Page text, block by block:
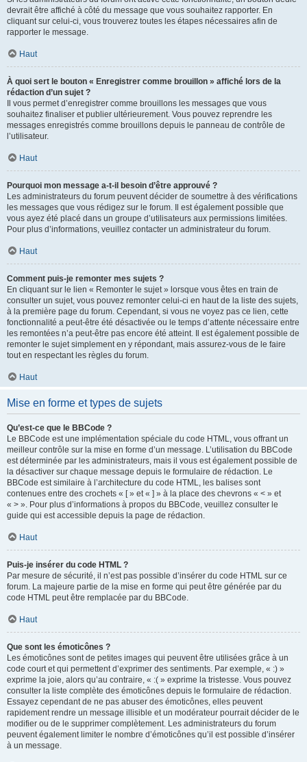
devrait être affiché à côté du message que vous souhaitez rapporter. En
cliquant sur celui-ci, vous trouverez toutes les étapes nécessaires afin de
rapporter le message.
Haut
À quoi sert le bouton « Enregistrer comme brouillon » affiché lors de la
rédaction d’un sujet ?
Il vous permet d’enregistrer comme brouillons les messages que vous
souhaitez finaliser et publier ultérieurement. Vous pouvez reprendre les
messages enregistrés comme brouillons depuis le panneau de contrôle de
l’utilisateur.
Haut
Pourquoi mon message a-t-il besoin d’être approuvé ?
Les administrateurs du forum peuvent décider de soumettre à des vérifications
les messages que vous rédigez sur le forum. Il est également possible que
vous ayez été placé dans un groupe d’utilisateurs aux permissions limitées.
Pour plus d’informations, veuillez contacter un administrateur du forum.
Haut
Comment puis-je remonter mes sujets ?
En cliquant sur le lien « Remonter le sujet » lorsque vous êtes en train de
consulter un sujet, vous pouvez remonter celui-ci en haut de la liste des sujets,
à la première page du forum. Cependant, si vous ne voyez pas ce lien, cette
fonctionnalité a peut-être été désactivée ou le temps d’attente nécessaire entre
les remontées n’a peut-être pas encore été atteint. Il est également possible de
remonter le sujet simplement en y répondant, mais assurez-vous de le faire
tout en respectant les règles du forum.
Haut
Mise en forme et types de sujets
Qu’est-ce que le BBCode ?
Le BBCode est une implémentation spéciale du code HTML, vous offrant un
meilleur contrôle sur la mise en forme d’un message. L’utilisation du BBCode
est déterminée par les administrateurs, mais il vous est également possible de
la désactiver sur chaque message depuis le formulaire de rédaction. Le
BBCode est similaire à l’architecture du code HTML, les balises sont
contenues entre des crochets « [ » et « ] » à la place des chevrons « < » et
« > ». Pour plus d’informations à propos du BBCode, veuillez consulter le
guide qui est accessible depuis la page de rédaction.
Haut
Puis-je insérer du code HTML ?
Par mesure de sécurité, il n’est pas possible d’insérer du code HTML sur ce
forum. La majeure partie de la mise en forme qui peut être générée par du
code HTML peut être remplacée par du BBCode.
Haut
Que sont les émoticônes ?
Les émoticônes sont de petites images qui peuvent être utilisées grâce à un
code court et qui permettent d’exprimer des sentiments. Par exemple, « :) »
exprime la joie, alors qu’au contraire, « :( » exprime la tristesse. Vous pouvez
consulter la liste complète des émoticônes depuis le formulaire de rédaction.
Essayez cependant de ne pas abuser des émoticônes, elles peuvent
rapidement rendre un message illisible et un modérateur pourrait décider de le
modifier ou de le supprimer complètement. Les administrateurs du forum
peuvent également limiter le nombre d’émoticônes qu’il est possible d’insérer
à un message.